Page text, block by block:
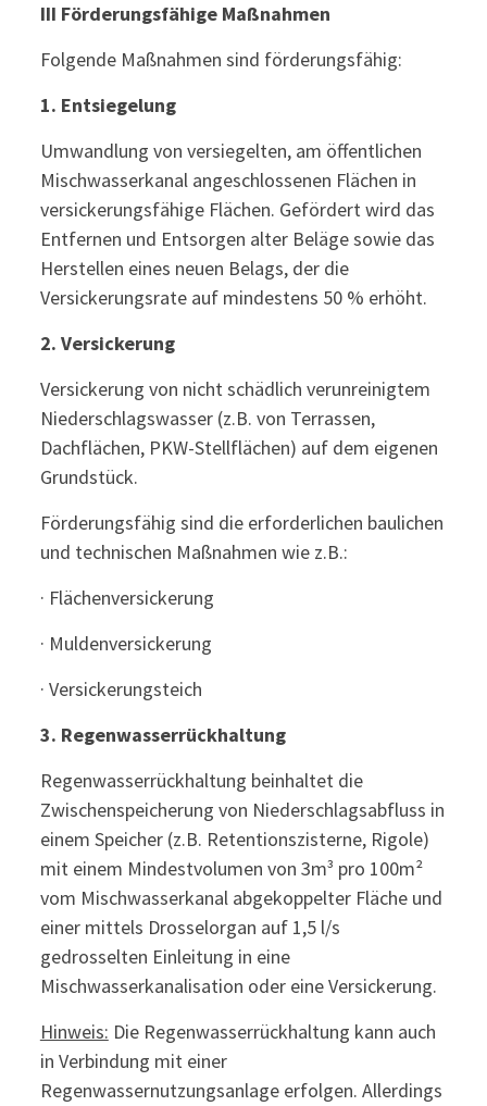
III Förderungsfähige Maßnahmen
Folgende Maßnahmen sind förderungsfähig:
1. Entsiegelung
Umwandlung von versiegelten, am öffentlichen
Mischwasserkanal angeschlossenen Flächen in
versickerungsfähige Flächen. Gefördert wird das
Entfernen und Entsorgen alter Beläge sowie das
Herstellen eines neuen Belags, der die
Versickerungsrate auf mindestens 50 % erhöht.
2. Versickerung
Versickerung von nicht schädlich verunreinigtem
Niederschlagswasser (z.B. von Terrassen,
Dachflächen, PKW-Stellflächen) auf dem eigenen
Grundstück.
Förderungsfähig sind die erforderlichen baulichen
und technischen Maßnahmen wie z.B.:
· Flächenversickerung
· Muldenversickerung
· Versickerungsteich
3. Regenwasserrückhaltung
Regenwasserrückhaltung beinhaltet die
Zwischenspeicherung von Niederschlagsabfluss in
einem Speicher (z.B. Retentionszisterne, Rigole)
mit einem Mindestvolumen von 3m³ pro 100m²
vom Mischwasserkanal abgekoppelter Fläche und
einer mittels Drosselorgan auf 1,5 l/s
gedrosselten Einleitung in eine
Mischwasserkanalisation oder eine Versickerung.
Hinweis: Die Regenwasserrückhaltung kann auch
in Verbindung mit einer
Regenwassernutzungsanlage erfolgen. Allerdings